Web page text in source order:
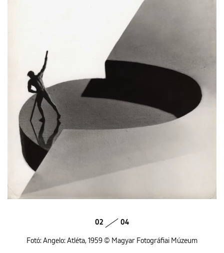
02 04
Fotó: Angelo: Atléta, 1959 © Magyar Fotográfiai Múzeum